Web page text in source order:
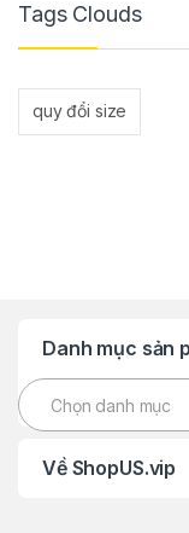
Tags Clouds
quy đổi size
Danh mục sản
Chọn danh mục
Về ShopUS.vip